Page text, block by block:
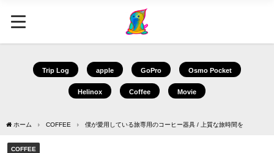
Trip Log apple GoPro Osmo Pocket
Helinox Coffee Movie
ホーム COFFEE 僕が愛用している旅専用のコーヒー器具 / 上質な旅時間を
COFFEE